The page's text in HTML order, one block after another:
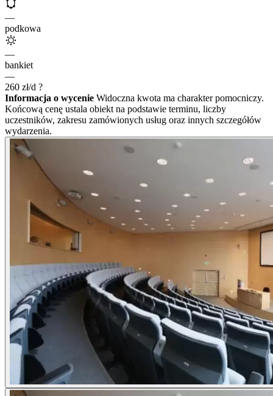
—
podkowa
—
bankiet
—
260 zł/d ?
Informacja o wycenie Widoczna kwota ma charakter pomocniczy.
Końcową cenę ustala obiekt na podstawie terminu, liczby
uczestników, zakresu zamówionych usług oraz innych szczegółów
wydarzenia.